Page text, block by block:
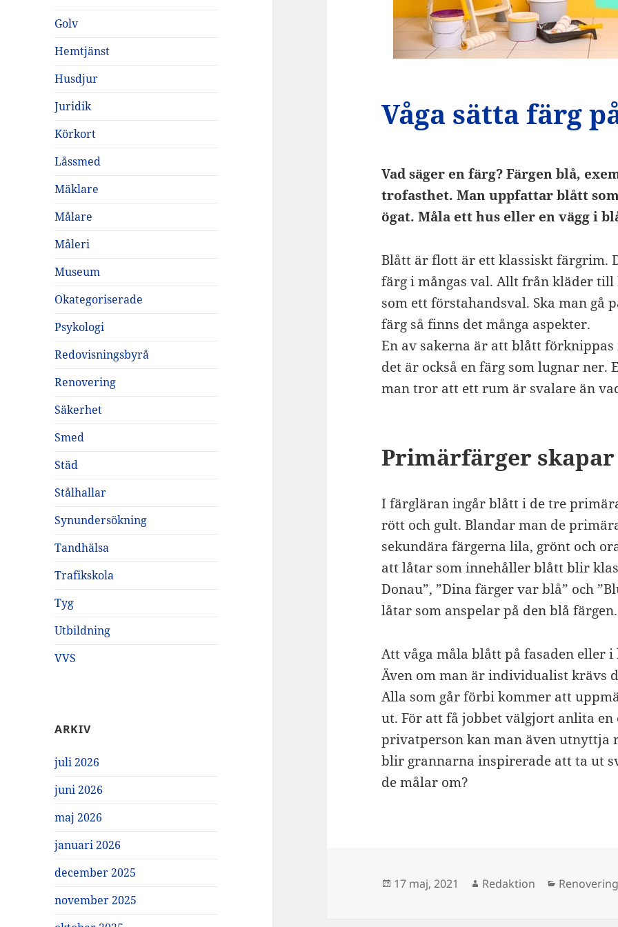
Golv
Hemtjänst
Husdjur
Juridik
Körkort
Låssmed
Mäklare
Målare
Måleri
Museum
Okategoriserade
Psykologi
Redovisningsbyrå
Renovering
Säkerhet
Smed
Städ
Stålhallar
Synundersökning
Tandhälsa
Trafikskola
Tyg
Utbildning
VVS
ARKIV
juli 2026
juni 2026
maj 2026
januari 2026
december 2025
november 2025
Våga sätta färg
Vad säger en färg? Färgen blå,
trofasthet. Man uppfattar blått
ögat. Måla ett hus eller en vägg i
Blått är flott är ett klassiskt färgrim.
färg i mångas val. Allt från kläder
som ett förstahandsval. Ska man gå
färg så finns det många aspekter.
En av sakerna är att blått
det är också en färg som lugnar ner.
man tror att ett rum är svalare än
Primärfärger
I färgläran ingår blått i de tre
rött och gult. Blandar man de
sekundära färgerna lila, grönt och
att låtar som innehåller blått blir
Donau”, ”Dina färger var blå” och
låtar som anspelar på den blå färgen.
Att våga måla blått på fasaden eller
Även om man är individualist krävs
Alla som går förbi kommer att
ut. För att få jobbet välgjort anlita
privatperson kan man även utnyttja
blir grannarna inspirerade att ta ut
de målar om?
Postat
17 maj, 2021 Författare
Redaktion Kategorier